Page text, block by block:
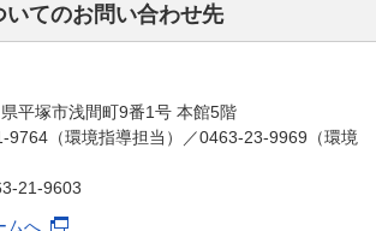
いてのお問い合わせ先
平塚市浅間町9番1号 本館5階
9764（環境指導担当）／0463-23-9969（環境
21-9603
ムへ